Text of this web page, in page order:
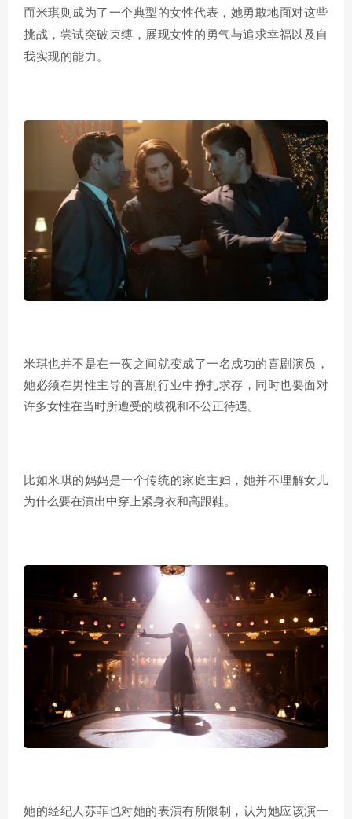
而米琪则成为了一个典型的女性代表，她勇敢地面对这些
挑战，尝试突破束缚，展现女性的勇气与追求幸福以及自
我实现的能力。
米琪也并不是在一夜之间就变成了一名成功的喜剧演员，
她必须在男性主导的喜剧行业中挣扎求存，同时也要面对
许多女性在当时所遭受的歧视和不公正待遇。
比如米琪的妈妈是一个传统的家庭主妇，她并不理解女儿
为什么要在演出中穿上紧身衣和高跟鞋。
她的经纪人苏菲也对她的表演有所限制，认为她应该演一